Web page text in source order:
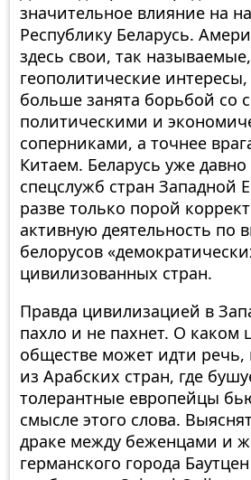
значительное влияние на
Республику Беларусь.
здесь свои, так называемые,
геополитические интересы,
больше занята борьбой со
политическими и
соперниками, а точнее
Китаем. Беларусь уже давно
спецслужб стран
разве только порой
активную деятельность по
белорусов
цивилизованных стран.
Правда цивилизацией в
пахло и не пахнет. О каком
обществе может идти речь,
из Арабских стран, где
толерантные европейцы
смысле этого слова.
драке между беженцами и
германского города